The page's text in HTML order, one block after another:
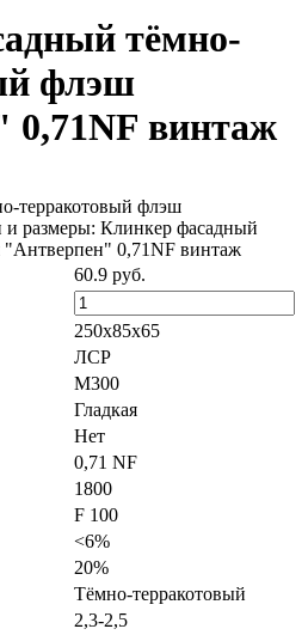
тёмно-
флэш
0,71NF винтаж
и размеры: Клинкер фасадный
"Антверпен" 0,71NF винтаж
60.9 руб.
250х85х65
ЛСР
М300
Гладкая
Нет
0,71 NF
1800
F 100
<6%
20%
Тёмно-терракотовый
2,3-2,5